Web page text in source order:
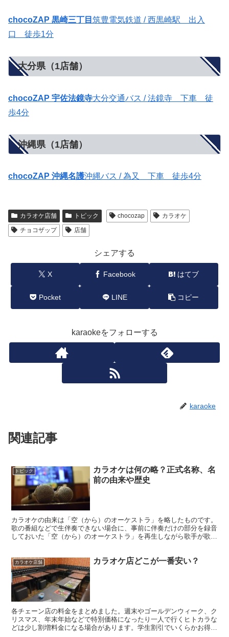
chocoZAP 黒崎三丁目 筑豊電気鉄道 / 西黒崎駅 出入
口 徒歩1分
大分県（1店舗）
chocoZAP 宇佐法鏡寺大分交通バス / 法鏡寺 下車 徒
歩4分
沖縄県（1店舗）
chocoZAP 沖縄名護沖縄バス / 為又 下車 徒歩4分
カラオケ店舗 トピック chocozap
カラオケ
チョコザップ
店舗
シェアする
X Facebook はてブ
Pocket LINE コピー
karaokeをフォローする
karaoke
関連記事
トピック
カラオケは何の略？正式名称、名
前の由来や歴史
カラオケの由来は「空（から）のオーケストラ」を略したものです。
歌の番組などで生伴奏できない場合に、事前に伴奏だけの部分を録音
しておいた「空（から）のオーケストラ」を再生しながら歌手が歌っ
カラオケ店舗 カラオケ店どこが一番安い？
各チェーン店の料金をまとめました。週末やゴールデンウィーク、ク
リスマス、年末年始などで特別価格になったり一人で行くヒトカラな
どは少し割増料金になる場合があります。学生割引でいくらかお得に